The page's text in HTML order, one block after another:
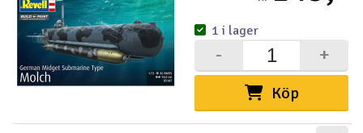
Köp
+
-
1 i lager